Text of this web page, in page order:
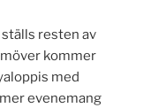
resten av
kommer
med
evenemang